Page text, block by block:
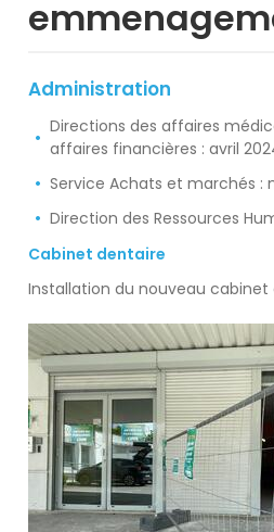
Administration
Directions des affaires
affaires financières : avril
Service Achats et marchés :
Direction des Ressources
Cabinet dentaire
Installation du nouveau